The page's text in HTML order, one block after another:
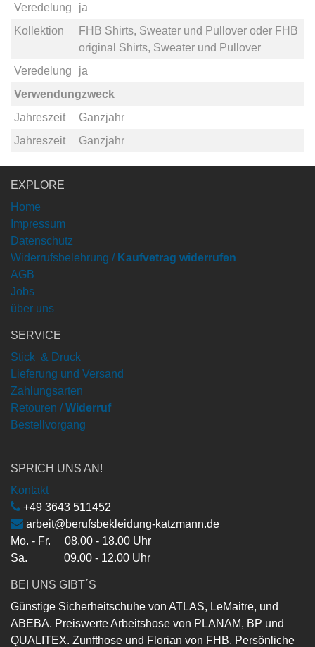
Veredelung
ja
Kollektion
FHB Shirts, Sweater und Pulloveroder FHB
original Shirts, Sweater und Pullover
Veredelung
ja
Verwendungzweck
Jahreszeit
Ganzjahr
Jahreszeit
Ganzjahr
EXPLORE
Home
Impressum
Datenschutz
Widerrufsbelehrung / Kaufvetrag widerrufen
AGB
Jobs
über uns
SERVICE
Stick & Druck
Lieferung und Versand
Zahlungsarten
Retouren / Widerruf
Bestellvorgang
SPRICH UNS AN!
Kontakt
+49 3643 511452
arbeit@berufsbekleidung-katzmann.de
Mo. - Fr. 08.00 - 18.00 Uhr
Sa. 09.00 - 12.00 Uhr
BEI UNS GIBT´S
Günstige Sicherheitschuhe von ATLAS, LeMaitre, und
ABEBA. Preiswerte Arbeitshose von PLANAM, BP und
QUALITEX. Zunfthose und Florian von FHB. Persönliche